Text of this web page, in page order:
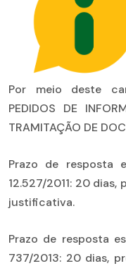
Por meio deste
PEDIDOS DE
TRAMITAÇÃO DE
Prazo de resposta
12.527/2011: 20
justificativa.
Prazo de resposta
737/2013: 20 dias,